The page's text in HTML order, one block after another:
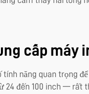
cấp máy
năng quan trọng
đến 100 inch — rất